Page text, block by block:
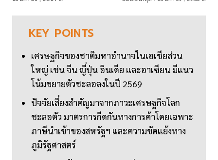
KEY POINTS
เศรษฐกิจของชาติมหาอำนาจในเอเชียส่วน
ใหญ่ เช่น จีน ญี่ปุ่น อินเดีย และอาเซียน มีแนว
โน้มขยายตัวชะลอลงในปี 2569
ปัจจัยเสี่ยงสำคัญมาจากภาวะเศรษฐกิจโลก
ชะลอตัว มาตรการกีดกันทางการค้าโดยเฉพาะ
ภาษีนำเข้าของสหรัฐฯ และความขัดแย้งทาง
ภูมิรัฐศาสตร์